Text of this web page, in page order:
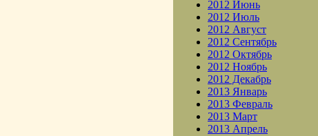
2012 Июнь
2012 Июль
2012 Август
2012 Сентябрь
2012 Октябрь
2012 Ноябрь
2012 Декабрь
2013 Январь
2013 Февраль
2013 Март
2013 Апрель